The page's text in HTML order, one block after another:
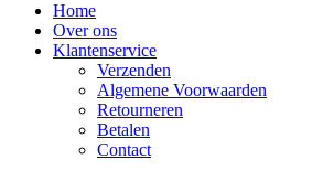
Home
Over ons
Klantenservice
Verzenden
Algemene Voorwaarden
Retourneren
Betalen
Contact